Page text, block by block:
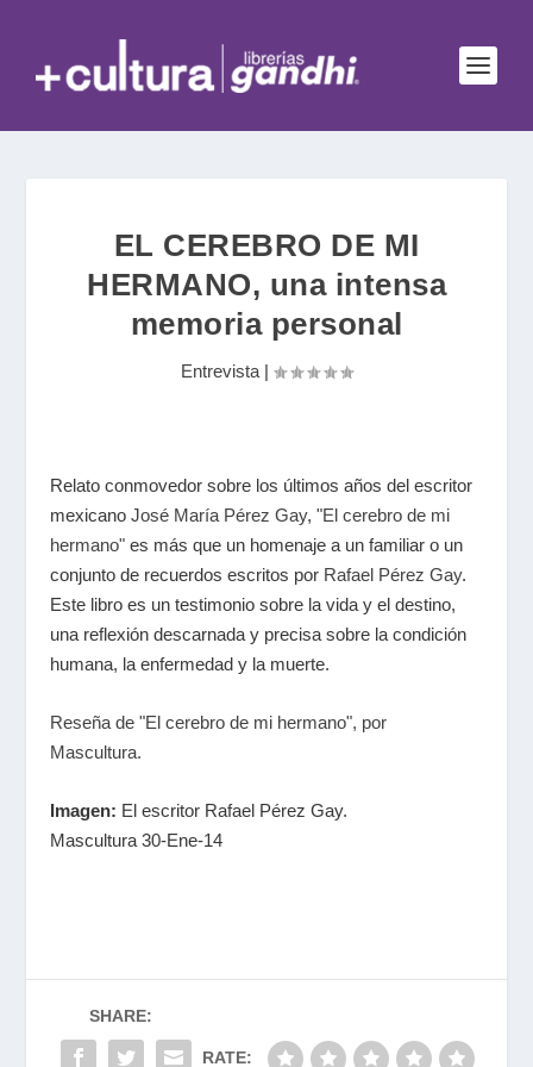
EL CEREBRO DE MI
HERMANO, una intensa
memoria personal
Entrevista |
Relato conmovedor sobre los últimos años del escritor
mexicanoJosé María Pérez Gay,"El cerebro de mi
hermano" es más que un homenaje a un familiar o un
conjunto de recuerdos escritos por Rafael Pérez Gay.
Este libro es un testimonio sobre la vida y el destino,
una reflexión descarnada y precisa sobre la condición
humana, la enfermedad y la muerte.
Reseña de "El cerebro de mi hermano", por
Mascultura.
Imagen: El escritor Rafael Pérez Gay.
Mascultura 30-Ene-14
SHARE:
RATE: